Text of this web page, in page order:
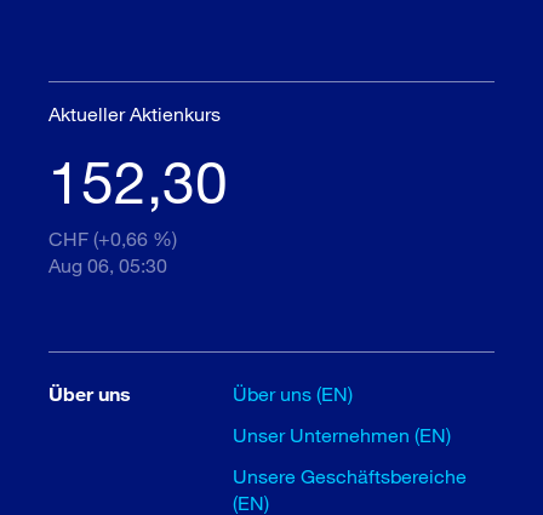
Aktueller Aktienkurs
152,30
CHF (+0,66 %)
Aug 06, 05:30
Über uns
Über uns (EN)
Unser Unternehmen (EN)
Unsere Geschäftsbereiche
(EN)